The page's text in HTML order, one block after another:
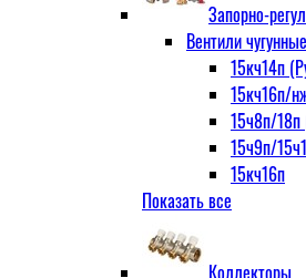
Запорно-
Вентили чугунные
15кч14п
15кч16п/
15ч8п/
15ч9п/
15кч16п
Показать все
Коллекторы